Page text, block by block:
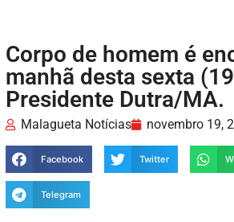
Corpo de homem é
manhã desta sexta
Presidente Dutra/MA.
Malagueta Notícias novembro 19,
Facebook Twitter
Telegram